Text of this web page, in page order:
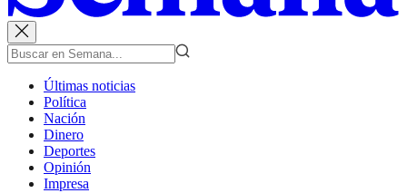
Últimas noticias
Política
Nación
Dinero
Deportes
Opinión
Impresa